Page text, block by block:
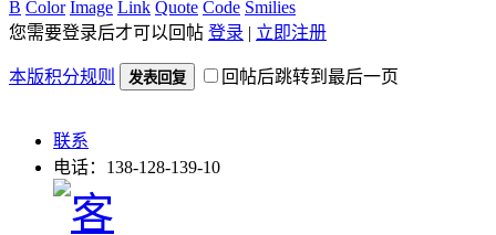
B Color Image Link Quote Code Smilies
您需要登录后才可以回帖 登录 | 立即注册
本版积分规则 发表回复 回帖后跳转到最后一页
联系
电话：138-128-139-10